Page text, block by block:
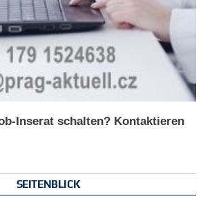
Inserat schalten? Kontaktieren
SEITENBLICK